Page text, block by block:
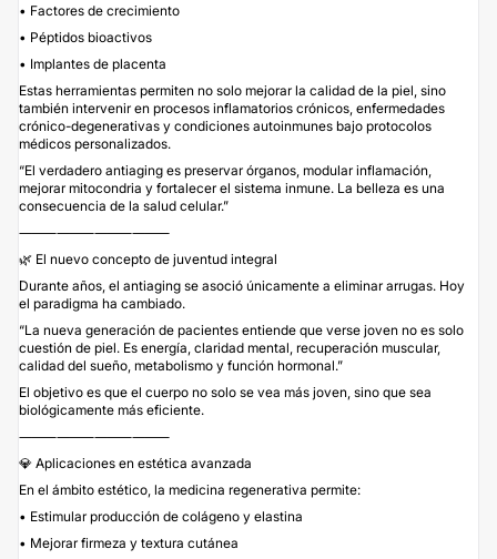
• Factores de crecimiento
• Péptidos bioactivos
• Implantes de placenta
Estas herramientas permiten no solo mejorar la calidad de la piel, sino
también intervenir en procesos inflamatorios crónicos, enfermedades
crónico-degenerativas y condiciones autoinmunes bajo protocolos
médicos personalizados.
“El verdadero antiaging es preservar órganos, modular inflamación,
mejorar mitocondria y fortalecer el sistema inmune. La belleza es una
consecuencia de la salud celular.”
⸻⸻⸻⸻
🌿 El nuevo concepto de juventud integral
Durante años, el antiaging se asoció únicamente a eliminar arrugas. Hoy
el paradigma ha cambiado.
“La nueva generación de pacientes entiende que verse joven no es solo
cuestión de piel. Es energía, claridad mental, recuperación muscular,
calidad del sueño, metabolismo y función hormonal.”
El objetivo es que el cuerpo no solo se vea más joven, sino que sea
biológicamente más eficiente.
⸻⸻⸻⸻
💎 Aplicaciones en estética avanzada
En el ámbito estético, la medicina regenerativa permite:
• Estimular producción de colágeno y elastina
• Mejorar firmeza y textura cutánea